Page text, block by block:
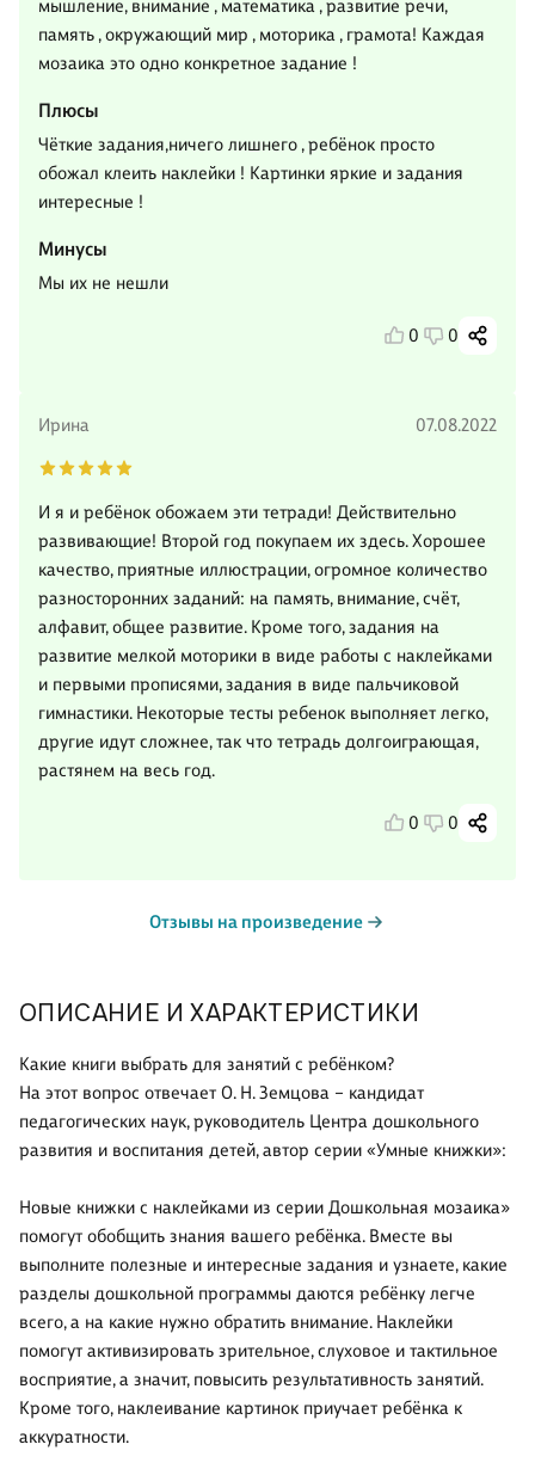
ОПИСАНИЕ И ХАРАКТЕРИСТИКИ
Какие книги выбрать для занятий с ребёнком?
На этот вопрос отвечает О. Н. Земцова – кандидат
педагогических наук, руководитель Центра дошкольного
развития и воспитания детей, автор серии «Умные книжки»:
Новые книжки с наклейками из серии Дошкольная мозаика»
помогут обобщить знания вашего ребёнка. Вместе вы
выполните полезные и интересные задания и узнаете, какие
разделы дошкольной программы даются ребёнку легче
всего, а на какие нужно обратить внимание. Наклейки
помогут активизировать зрительное, слуховое и тактильное
восприятие, а значит, повысить результативность занятий.
Кроме того, наклеивание картинок приучает ребёнка к
аккуратности.
мышление, внимание , математика , развитие речи,
память , окружающий мир , моторика , грамота! Каждая
мозаика это одно конкретное задание !
Плюсы
Чёткие задания,ничего лишнего , ребёнок просто
обожал клеить наклейки ! Картинки яркие и задания
интересные !
Минусы
Мы их не нешли
0 0
Ирина 07.08.2022
И я и ребёнок обожаем эти тетради! Действительно
развивающие! Второй год покупаем их здесь. Хорошее
качество, приятные иллюстрации, огромное количество
разносторонних заданий: на память, внимание, счёт,
алфавит, общее развитие. Кроме того, задания на
развитие мелкой моторики в виде работы с наклейками
и первыми прописями, задания в виде пальчиковой
гимнастики. Некоторые тесты ребенок выполняет легко,
другие идут сложнее, так что тетрадь долгоиграющая,
растянем на весь год.
0 0
Отзывы на произведение